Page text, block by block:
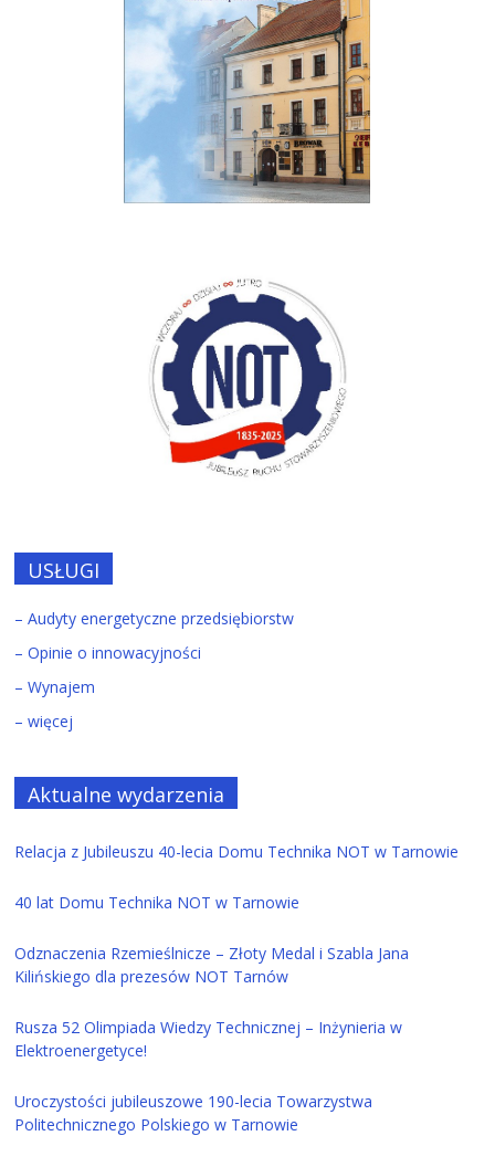
USŁUGI
– Audyty energetyczne przedsiębiorstw
– Opinie o innowacyjności
– Wynajem
– więcej
Aktualne wydarzenia
Relacja z Jubileuszu 40-lecia Domu Technika NOT w Tarnowie
40 lat Domu Technika NOT w Tarnowie
Odznaczenia Rzemieślnicze – Złoty Medal i Szabla Jana
Kilińskiego dla prezesów NOT Tarnów
Rusza 52 Olimpiada Wiedzy Technicznej – Inżynieria w
Elektroenergetyce!
Uroczystości jubileuszowe 190-lecia Towarzystwa
Politechnicznego Polskiego w Tarnowie